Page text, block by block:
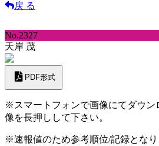
戻 る
No.2327
天岸 茂
PDF形式
※スマートフォンで画像にてダウン
像を長押しして下さい。
※速報値のため参考順位/記録となり